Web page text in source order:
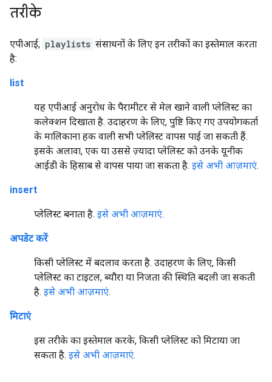
तरीके
एपीआई, playlists संसाधनों के लिए इन तरीकों का इस्तेमाल करता
है:
list
यह एपीआई अनुरोध के पैरामीटर से मेल खाने वाली प्लेलिस्ट का
कलेक्शन दिखाता है. उदाहरण के लिए, पुष्टि किए गए उपयोगकर्ता
के मालिकाना हक वाली सभी प्लेलिस्ट वापस पाई जा सकती हैं.
इसके अलावा, एक या उससे ज़्यादा प्लेलिस्ट को उनके यूनीक
आईडी के हिसाब से वापस पाया जा सकता है. इसे अभी आज़माएं.
insert
प्लेलिस्ट बनाता है. इसे अभी आज़माएं.
अपडेट करें
किसी प्लेलिस्ट में बदलाव करता है. उदाहरण के लिए, किसी
प्लेलिस्ट का टाइटल, ब्यौरा या निजता की स्थिति बदली जा सकती
है. इसे अभी आज़माएं.
मिटाएं
इस तरीके का इस्तेमाल करके, किसी प्लेलिस्ट को मिटाया जा
सकता है. इसे अभी आज़माएं.